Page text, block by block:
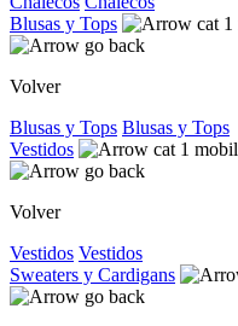
Blusas y Tops
Volver
Blusas y Tops Blusas y Tops
Vestidos
Volver
Vestidos Vestidos
Sweaters y Cardigans